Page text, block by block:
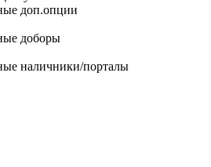
доп.опции
доборы
наличники/порталы